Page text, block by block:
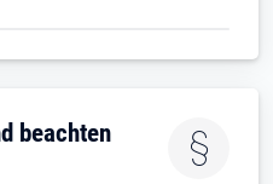
beachten